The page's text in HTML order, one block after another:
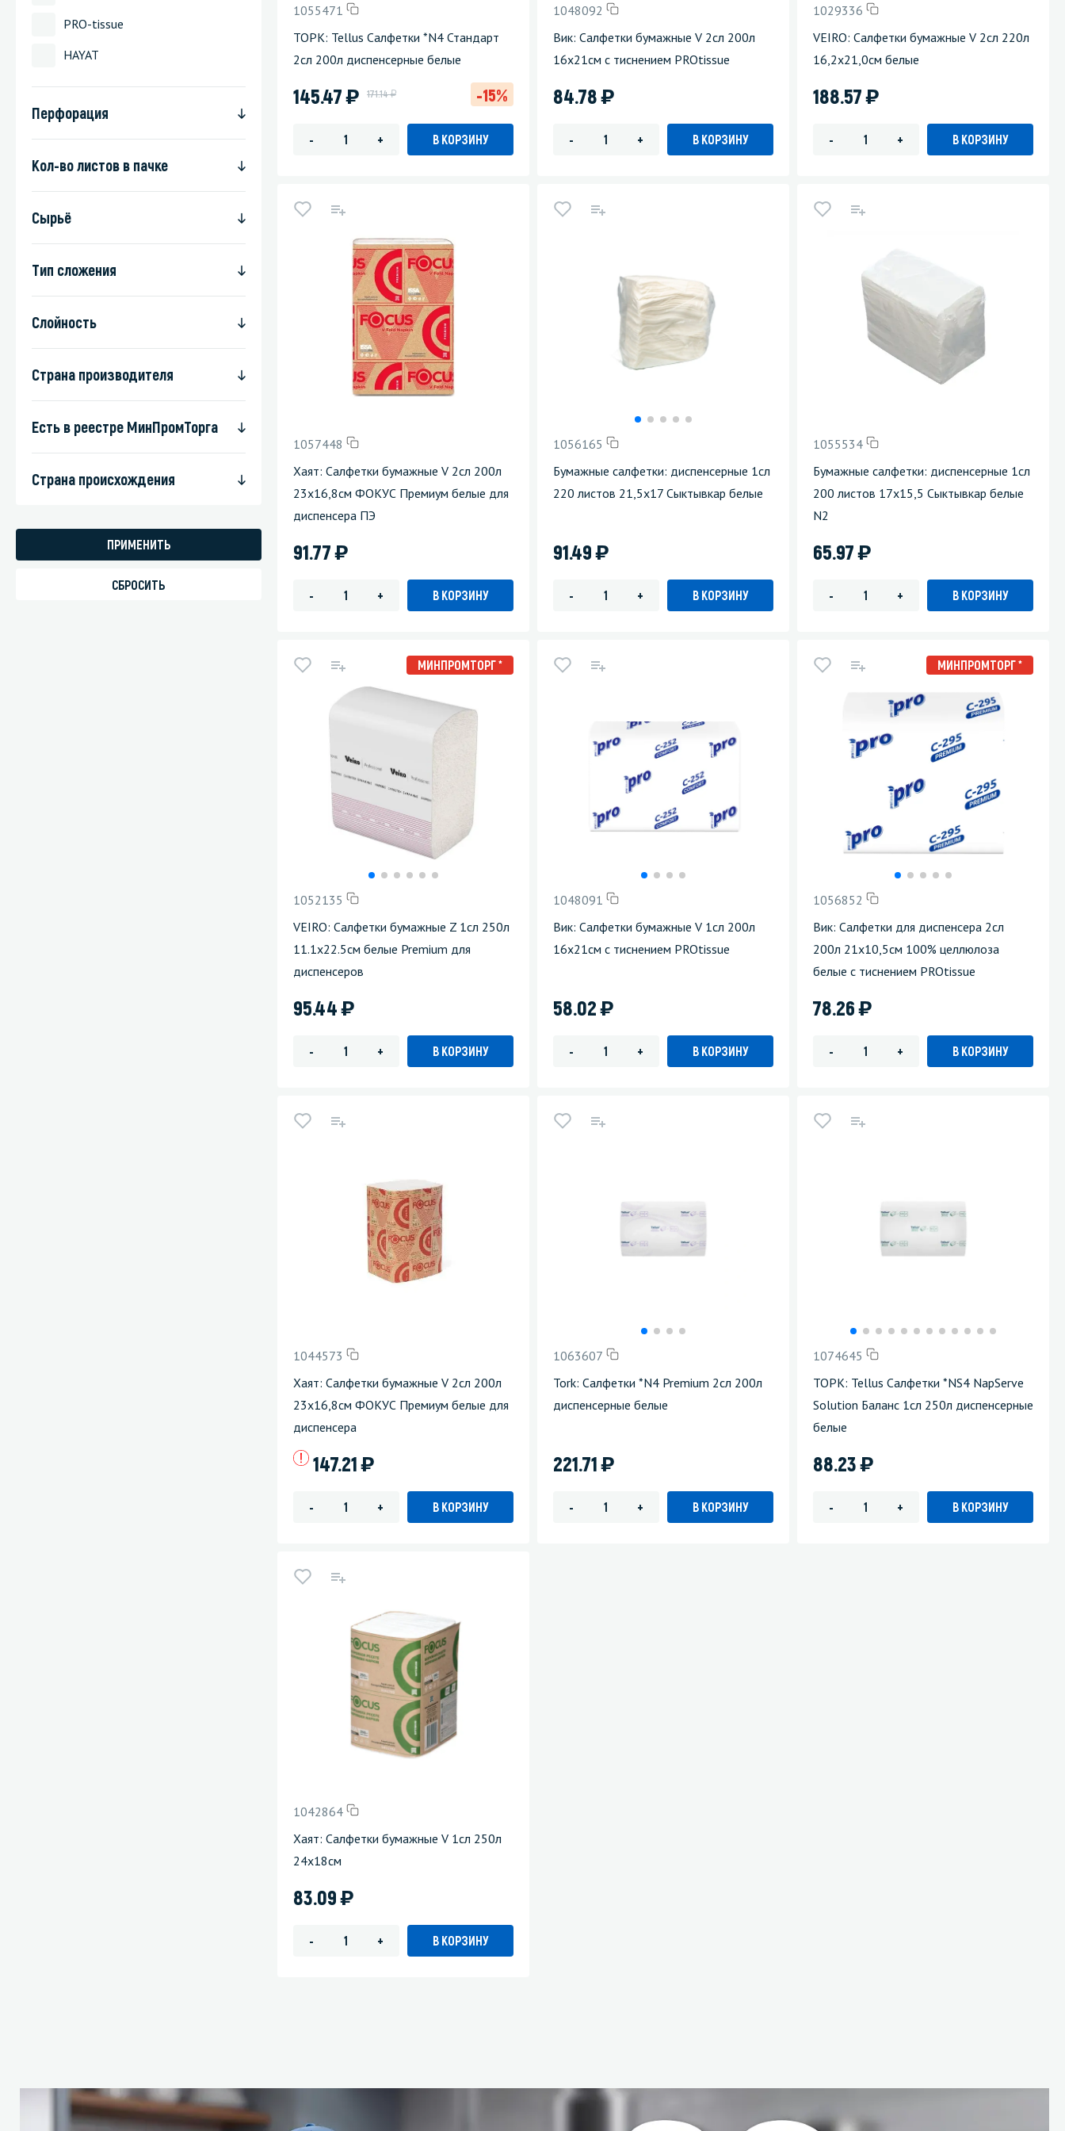
Автохимия Промышленная уборка
PRO-tissue
HAYAT
Перфорация
Кол-во листов в пачке
Сырьё
Тип сложения
Слойность
Страна производителя
Есть в реестре МинПромТорга
Страна происхождения
1055471
ТОРК: Tellus Салфетки *N4 Стандарт
2сл 200л диспенсерные белые
145.47) 171.14у -15%
- + В КОРЗИНУ
1048092
Вик: Салфетки бумажные V 2сл 200л
16х21см с тиснением PROtissue
84.78)
- + В КОРЗИНУ
1029336
VEIRO: Салфетки бумажные V 2сл 220л
16,2х21,0см белые
188.57)
- + В КОРЗИНУ
1057448
Хаят: Салфетки бумажные V 2сл 200л
23х16,8см ФОКУС Премиум белые для
диспенсера ПЭ
91.77)
- + В КОРЗИНУ
1056165
Бумажные салфетки: диспенсерные 1сл
220 листов 21,5х17 Сыктывкар белые
91.49)
- + В КОРЗИНУ
1055534
Бумажные салфетки: диспенсерные 1сл
200 листов 17х15,5 Сыктывкар белые
N2
65.97)
- + В КОРЗИНУ
МИНПРОМТОРГ *
1052135
VEIRO: Салфетки бумажные Z 1сл 250л
11.1х22.5см белые Premium для
диспенсеров
95.44)
- + В КОРЗИНУ
1048091
Вик: Салфетки бумажные V 1сл 200л
16х21см с тиснением PROtissue
58.02)
- + В КОРЗИНУ
МИНПРОМТОРГ *
1056852
Вик: Салфетки для диспенсера 2сл
200л 21х10,5см 100% целлюлоза
белые с тиснением PROtissue
78.26)
- + В КОРЗИНУ
1044573
Хаят: Салфетки бумажные V 2сл 200л
23х16,8см ФОКУС Премиум белые для
диспенсера
147.21)
- + В КОРЗИНУ
1063607
Tork: Салфетки *N4 Premium 2сл 200л
диспенсерные белые
221.71)
- + В КОРЗИНУ
1074645
ТОРК: Tellus Салфетки *NS4 NapServe
Solution Баланс 1сл 250л диспенсерные
белые
88.23)
- + В КОРЗИНУ
1042864
Хаят: Салфетки бумажные V 1сл 250л
24х18см
83.09)
- + В КОРЗИНУ